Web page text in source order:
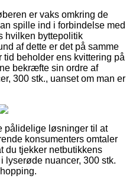
er vaks omkring de
spille ind i forbindelse med
hvilken byttepolitik
af dette er det på samme
tid beholder ens kvittering på
bekræfte sin ordre af
300 stk., uanset om man er
pålidelige løsninger til at
konsumenters omtaler
du tjekker netbutikkens
lyserøde nuancer, 300 stk.